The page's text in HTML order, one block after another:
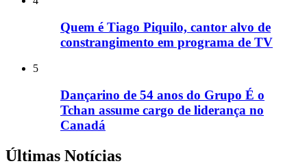
Quem é Tiago Piquilo, cantor alvo de
constrangimento em programa de TV
5
Dançarino de 54 anos do Grupo É o
Tchan assume cargo de liderança no
Canadá
Últimas Notícias